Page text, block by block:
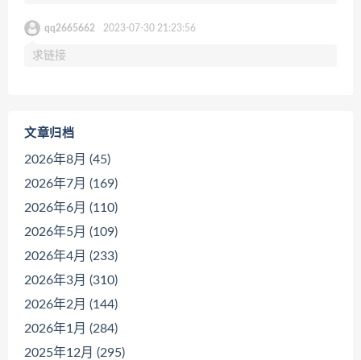
qq2665662 2023-07-30 21:23:56
求链接
文章归档
2026年8月 (45)
2026年7月 (169)
2026年6月 (110)
2026年5月 (109)
2026年4月 (233)
2026年3月 (310)
2026年2月 (144)
2026年1月 (284)
2025年12月 (295)